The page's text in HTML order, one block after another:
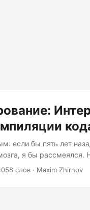
если бы пять лет
я бы рассмеялся.
чтобы мы
слов · Maxim Zhirnov